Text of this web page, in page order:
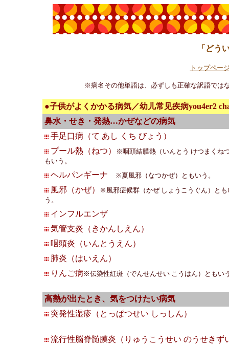
「どう
トップペー
※病名その他単語は、必ずしも正確な訳語では
●子供がよくかかる病気／幼儿常见疾病you4er2
鼻水・せき・発熱…かぜなどの病気
手足口病（て あし くち びょう）
プール熱（ねつ）
※咽頭結膜熱（いんとう けつまくね
もいう。
ヘルパンギーナ ※夏風邪（なつかぜ）ともいう。
風邪（かぜ）
※風邪症候群（かぜ しょうこうぐん）とも
う。
インフルエンザ
気管支炎（きかんしえん）
咽頭炎（いんとうえん）
肺炎（はいえん）
りんご病 ※伝染性紅斑（でんせんせい こうはん）ともい
高熱が出たとき、気をつけたい病気
突発性湿疹（とっぱつせい しっしん）
流行性脳脊髄膜炎（りゅうこうせい のうせきず